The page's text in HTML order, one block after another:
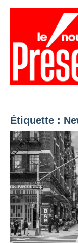
Aller
Étiquette :